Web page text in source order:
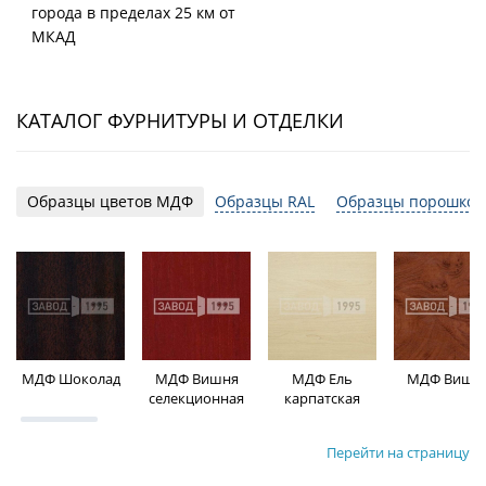
города в пределах 25 км от
МКАД
КАТАЛОГ ФУРНИТУРЫ И ОТДЕЛКИ
Образцы цветов МДФ Образцы RAL Образцы
МДФ Шоколад
МДФ Вишня
селекционная
МДФ Ель
карпатская
МДФ
Перейти на страницу